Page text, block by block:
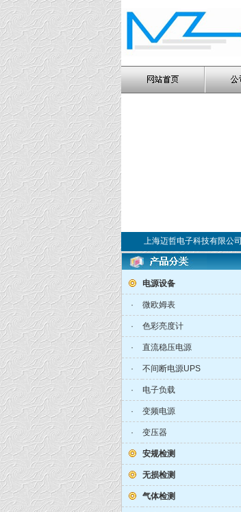
上海迈哲电子科技有限公司
电源设备
· 微欧姆表
· 色彩亮度计
· 直流稳压电源
· 不间断电源UPS
· 电子负载
· 变频电源
· 变压器
安规检测
无损检测
气体检测